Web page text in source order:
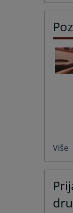
Više